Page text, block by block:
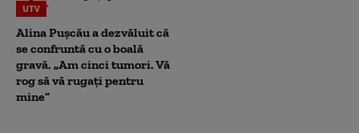
UTV
Alina Pușcău a dezvăluit că
se confruntă cu o boală
gravă. „Am cinci tumori. Vă
rog să vă rugați pentru
mine”